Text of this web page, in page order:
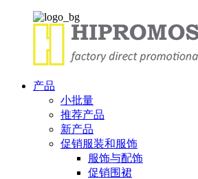
产品
小批量
推荐产品
新产品
促销服装和服饰
服饰与配饰
促销围裙